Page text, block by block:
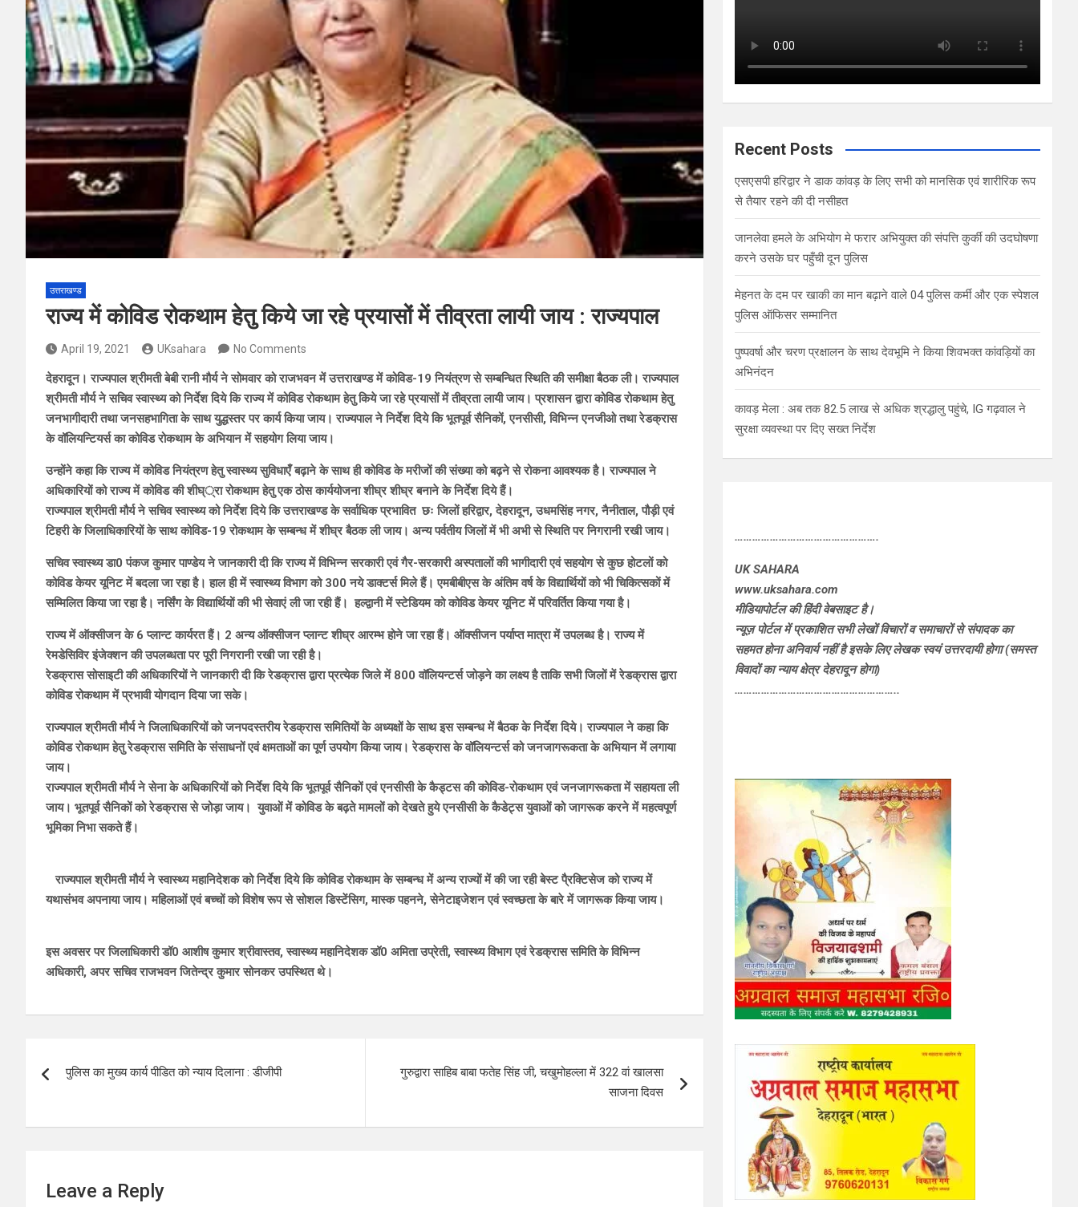
उत्तराखण्ड
राज्य में कोविड रोकथाम हेतु किये जा रहे प्रयासों में तीव्रता लायी जाय : राज्यपाल
April 19, 2021 UKsahara No Comments
देहरादून। राज्यपाल श्रीमती बेबी रानी मौर्य ने सोमवार को राजभवन में उत्तराखण्ड में कोविड-19 नियंत्रण से सम्बन्धित स्थिति की समीक्षा बैठक ली। राज्यपाल
श्रीमती मौर्य ने सचिव स्वास्थ्य को निर्देश दिये कि राज्य में कोविड रोकथाम हेतु किये जा रहे प्रयासों में तीव्रता लायी जाय। प्रशासन द्वारा कोविड रोकथाम हेतु
जनभागीदारी तथा जनसहभागिता के साथ युद्धस्तर पर कार्य किया जाय। राज्यपाल ने निर्देश दिये कि भूतपूर्व सैनिकों, एनसीसी, विभिन्न एनजीओ तथा रेडक्रास
के वॉलियन्टियर्स का कोविड रोकथाम के अभियान में सहयोग लिया जाय।
उन्होंने कहा कि राज्य में कोविड नियंत्रण हेतु स्वास्थ्य सुविधाएँ बढ़ाने के साथ ही कोविड के मरीजों की संख्या को बढ़ने से रोकना आवश्यक है। राज्यपाल ने
अधिकारियों को राज्य में कोविड की शीघ््रा रोकथाम हेतु एक ठोस कार्ययोजना शीघ्र शीघ्र बनाने के निर्देश दिये हैं।
राज्यपाल श्रीमती मौर्य ने सचिव स्वास्थ्य को निर्देश दिये कि उत्तराखण्ड के सर्वाधिक प्रभावित छः जिलों हरिद्वार, देहरादून, उधमसिंह नगर, नैनीताल, पौड़ी एवं
टिहरी के जिलाधिकारियों के साथ कोविड-19 रोकथाम के सम्बन्ध में शीघ्र बैठक ली जाय। अन्य पर्वतीय जिलों में भी अभी से स्थिति पर निगरानी रखी जाय।
सचिव स्वास्थ्य डा0 पंकज कुमार पाण्डेय ने जानकारी दी कि राज्य में विभिन्न सरकारी एवं गैर-सरकारी अस्पतालों की भागीदारी एवं सहयोग से कुछ होटलों को
कोविड केयर यूनिट में बदला जा रहा है। हाल ही में स्वास्थ्य विभाग को 300 नये डाक्टर्स मिले हैं। एमबीबीएस के अंतिम वर्ष के विद्यार्थियों को भी चिकित्सकों में
सम्मिलित किया जा रहा है। नर्सिंग के विद्यार्थियों की भी सेवाएं ली जा रही हैं। हल्द्वानी में स्टेडियम को कोविड केयर यूनिट में परिवर्तित किया गया है।
राज्य में ऑक्सीजन के 6 प्लान्ट कार्यरत हैं। 2 अन्य ऑक्सीजन प्लान्ट शीघ्र आरम्भ होने जा रहा हैं। ऑक्सीजन पर्याप्त मात्रा में उपलब्ध है। राज्य में
रेमडेसिविर इंजेक्शन की उपलब्धता पर पूरी निगरानी रखी जा रही है।
रेडक्रास सोसाइटी की अधिकारियों ने जानकारी दी कि रेडक्रास द्वारा प्रत्येक जिले में 800 वॉलियन्टर्स जोड़ने का लक्ष्य है ताकि सभी जिलों में रेडक्रास द्वारा
कोविड रोकथाम में प्रभावी योगदान दिया जा सके।
राज्यपाल श्रीमती मौर्य ने जिलाधिकारियों को जनपदस्तरीय रेडक्रास समितियों के अध्यक्षों के साथ इस सम्बन्ध में बैठक के निर्देश दिये। राज्यपाल ने कहा कि
कोविड रोकथाम हेतु रेडक्रास समिति के संसाधनों एवं क्षमताओं का पूर्ण उपयोग किया जाय। रेडक्रास के वॉलियन्टर्स को जनजागरूकता के अभियान में लगाया
जाय।
राज्यपाल श्रीमती मौर्य ने सेना के अधिकारियों को निर्देश दिये कि भूतपूर्व सैनिकों एवं एनसीसी के कैड्टस की कोविड-रोकथाम एवं जनजागरूकता में सहायता ली
जाय। भूतपूर्व सैनिकों को रेडक्रास से जोड़ा जाय। युवाओं में कोविड के बढ़ते मामलों को देखते हुये एनसीसी के कैडेट्स युवाओं को जागरूक करने में महत्वपूर्ण
भूमिका निभा सकते हैं।
राज्यपाल श्रीमती मौर्य ने स्वास्थ्य महानिदेशक को निर्देश दिये कि कोविड रोकथाम के सम्बन्ध में अन्य राज्यों में की जा रही बेस्ट पै्रक्टिसेज को राज्य में
यथासंभव अपनाया जाय। महिलाओं एवं बच्चों को विशेष रूप से सोशल डिस्टेंसिग, मास्क पहनने, सेनेटाइजेशन एवं स्वच्छता के बारे में जागरूक किया जाय।
इस अवसर पर जिलाधिकारी डॉ0 आशीष कुमार श्रीवास्तव, स्वास्थ्य महानिदेशक डॉ0 अमिता उप्रेती, स्वास्थ्य विभाग एवं रेडक्रास समिति के विभिन्न
अधिकारी, अपर सचिव राजभवन जितेन्द्र कुमार सोनकर उपस्थित थे।
navigation
पुलिस का मुख्य कार्य पीडित को न्याय दिलाना : डीजीपी
गुरुद्वारा साहिब बाबा फतेह सिंह जी, चखुमोहल्ला में 322 वां खालसा
साजना दिवस
Leave a Reply
Recent Posts
एसएसपी हरिद्वार ने डाक कांवड़ के लिए सभी को मानसिक एवं शारीरिक रूप
से तैयार रहने की दी नसीहत
जानलेवा हमले के अभियोग मे फरार अभियुक्त की संपत्ति कुर्की की उदघोषणा
करने उसके घर पहुँची दून पुलिस
मेहनत के दम पर खाकी का मान बढ़ाने वाले 04 पुलिस कर्मी और एक स्पेशल
पुलिस ऑफिसर सम्मानित
पुष्पवर्षा और चरण प्रक्षालन के साथ देवभूमि ने किया शिवभक्त कांवड़ियों का
अभिनंदन
कावड़ मेला : अब तक 82.5 लाख से अधिक श्रद्धालु पहुंचे, IG गढ़वाल ने
सुरक्षा व्यवस्था पर दिए सख्त निर्देश
………………………………………….
UK SAHARA
www.uksahara.com
मीडियापोर्टल की हिंदी वेबसाइट है।
न्यूज़ पोर्टल में प्रकाशित सभी लेखों विचारों व समाचारों से संपादक का
सहमत होना अनिवार्य नहीं है इसके लिए लेखक स्वयं उत्तरदायी होगा (समस्त
विवादों का न्याय क्षेत्र देहरादून होगा)
………………………………………………..